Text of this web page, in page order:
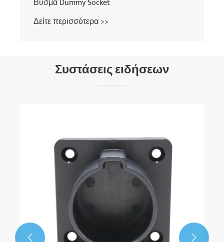
Βύσμα Dummy Socket
Δείτε περισσότερα >>
Συστάσεις ειδήσεων
 